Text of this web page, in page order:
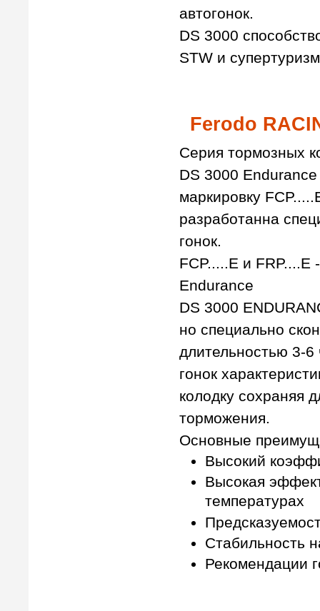
автогонок.
DS 3000
STW и
Ferodo
Серия тормозных
DS 3000
маркировку
разработанна
гонок.
FCP.....E и FRP....E
Endurance
DS 3000
но специально
длительностью 3-
гонок
колодку сохраняя
торможения.
Основные
Высокий
Высокая
температурах
Стабильность
Рекомендации